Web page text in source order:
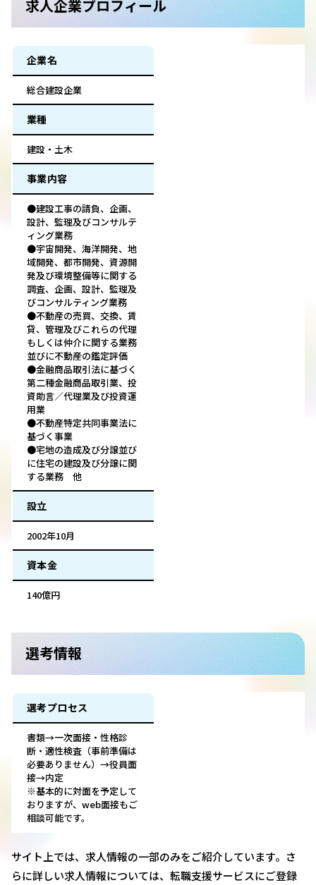
求人企業プロフィール
企業名
総合建設企業
業種
建設・土木
事業内容
●建設工事の請負、企画、
設計、監理及びコンサルテ
ィング業務
●宇宙開発、海洋開発、地
域開発、都市開発、資源開
発及び環境整備等に関する
調査、企画、設計、監理及
びコンサルティング業務
●不動産の売買、交換、賃
貸、管理及びこれらの代理
もしくは仲介に関する業務
並びに不動産の鑑定評価
●金融商品取引法に基づく
第二種金融商品取引業、投
資助言／代理業及び投資運
用業
●不動産特定共同事業法に
基づく事業
●宅地の造成及び分譲並び
に住宅の建設及び分譲に関
する業務 他
設立
2002年10月
資本金
140億円
選考情報
選考プロセス
書類→一次面接・性格診
断・適性検査（事前準備は
必要ありません）→役員面
接→内定
※基本的に対面を予定して
おりますが、web面接もご
相談可能です。
サイト上では、求人情報の一部のみをご紹介しています。さ
らに詳しい求人情報については、転職支援サービスにご登録